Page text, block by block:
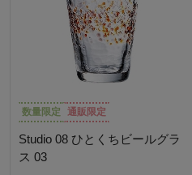
数量限定 通販限定
Studio 08 ひとくちビールグラ
ス 03